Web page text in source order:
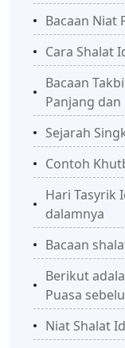
Bacaan Niat
Cara Shalat
Bacaan
Panjang dan
Sejarah
Contoh
Hari Tasyrik
dalamnya
Bacaan
Berikut
Puasa
Niat Shalat